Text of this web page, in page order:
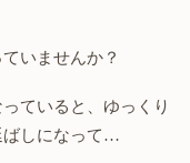
いませんか？
ていると、ゆっくり
ばしになって…